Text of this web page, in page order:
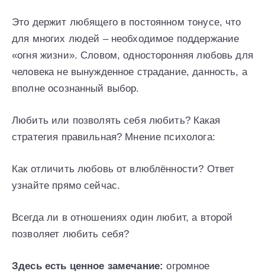
Это держит любящего в постоянном тонусе, что
для многих людей – необходимое поддержание
«огня жизни». Словом, односторонняя любовь для
человека не вынужденное страдание, данность, а
вполне осознанный выбор.
Любить или позволять себя любить? Какая
стратегия правильная? Мнение психолога:
Как отличить любовь от влюблённости? Ответ
узнайте прямо сейчас.
Всегда ли в отношениях один любит, а второй
позволяет любить себя?
Здесь есть ценное замечание: огромное